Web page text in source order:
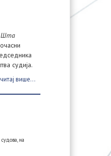
Шта
судија.
више...
на